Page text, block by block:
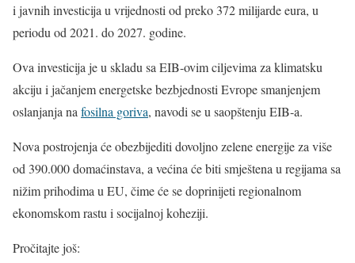
i javnih investicija u vrijednosti od preko 372 milijarde eura, u
periodu od 2021. do 2027. godine.
Ova investicija je u skladu sa EIB-ovim ciljevima za klimatsku
akciju i jačanjem energetske bezbjednosti Evrope smanjenjem
oslanjanja na fosilna goriva, navodi se u saopštenju EIB-a.
Nova postrojenja će obezbijediti dovoljno zelene energije za više
od 390.000 domaćinstava, a većina će biti smještena u regijama sa
nižim prihodima u EU, čime će se doprinijeti regionalnom
ekonomskom rastu i socijalnoj koheziji.
Pročitajte još: